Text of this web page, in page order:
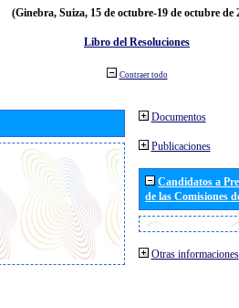
(Ginebra, Suiza, 15 de octubre-19 de octubre de
Libro del Resoluciones
Contraer todo
Documentos
Publicaciones
Candidatos a
de las Comisiones
Otras informaciones